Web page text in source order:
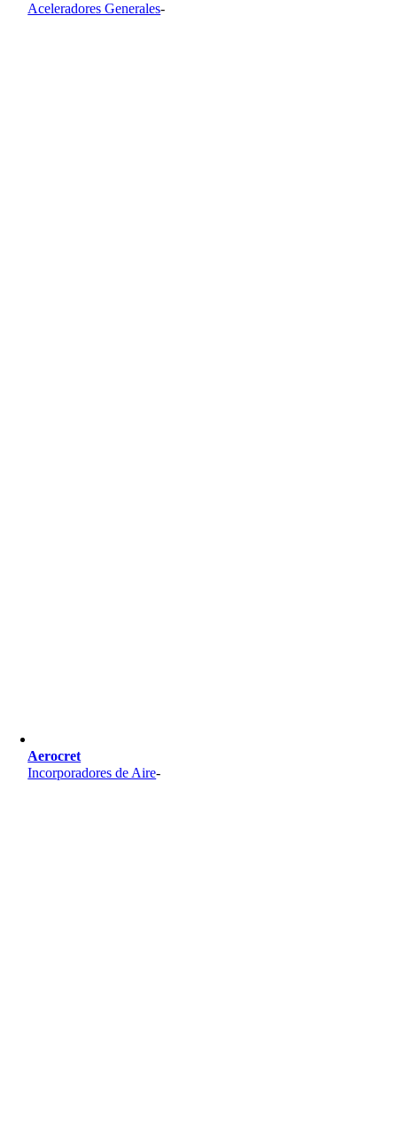
Aceleradores Generales-
Aerocret
Incorporadores de Aire-